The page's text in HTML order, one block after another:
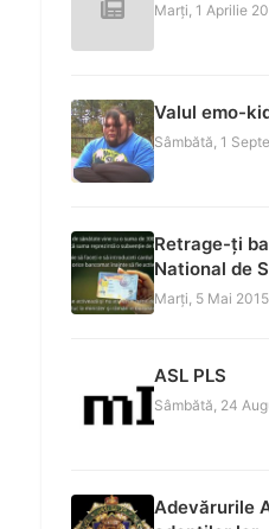
Marți, 1 Aprilie
Valul emo-
Sâmbătă, 1
Retrage-ți
National de
Marți, 5 Mai 2015
ASL PLS
Sâmbătă, 24
Adevărurile